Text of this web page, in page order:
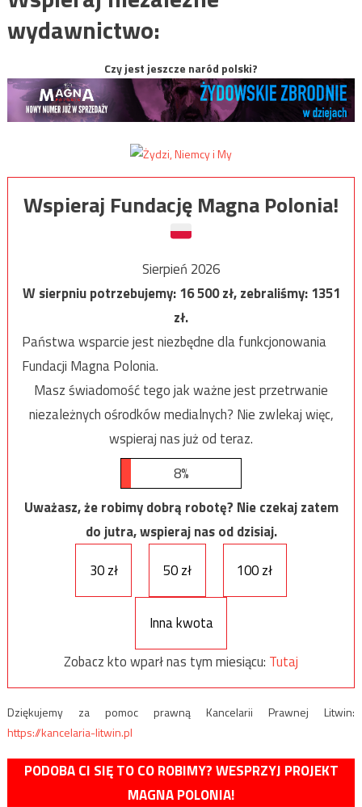
wydawnictwo:
Czy jest jeszcze naród polski?
Wspieraj Fundację Magna Polonia!
Sierpień 2026
W sierpniu potrzebujemy:16 500zł, zebraliśmy:1351
zł.
Państwa wsparcie jest niezbędne dla funkcjonowania
Fundacji Magna Polonia.
Masz świadomość tego jak ważne jest przetrwanie
niezależnych ośrodków medialnych? Nie zwlekaj więc,
wspieraj nas już od teraz.
8%
Uważasz, że robimy dobrą robotę? Nie czekaj zatem
do jutra, wspieraj nas od dzisiaj.
30 zł
50 zł 100 zł
Inna kwota
Zobacz kto wparł nas tym miesiącu: Tutaj
Dziękujemy za pomoc prawną Kancelarii Prawnej Litwin:
https://kancelaria-litwin.pl
PODOBA CI SIĘ TO CO ROBIMY? WESPRZYJ PROJEKT
MAGNA POLONIA!